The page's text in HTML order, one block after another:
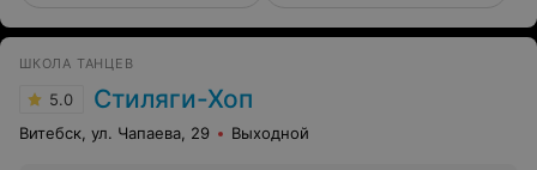
ШКОЛА ТАНЦЕВ
5.0 Стиляги-Хоп
Витебск, ул. Чапаева, 29 Выходной